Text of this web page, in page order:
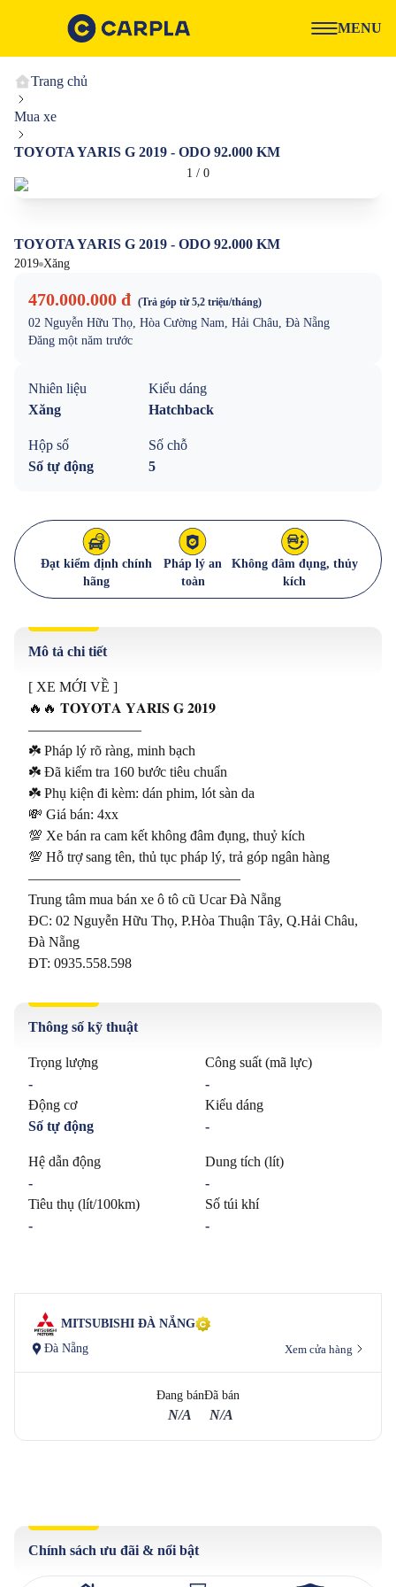
MENU
Trang chủ
Mua xe
TOYOTA YARIS G 2019 - ODO 92.000 KM
1 / 0
TOYOTA YARIS G 2019 - ODO 92.000 KM
2019 Xăng
470.000.000 đ (Trả góp từ5,2 triệu/tháng)
02 Nguyễn Hữu Thọ, Hòa Cường Nam, Hải Châu, Đà Nẵng
Đăng một năm trước
Nhiên liệu
Xăng
Kiểu dáng
Hatchback
Hộp số
Số tự động
Số chỗ
5
Đạt kiểm định chính
hãng
Pháp lý an
toàn
Không đâm đụng, thủy
kích
Mô tả chi tiết
[ XE MỚI VỀ ]
🔥🔥 𝐓𝐎𝐘𝐎𝐓𝐀 𝐘𝐀𝐑𝐈𝐒 𝐆 𝟐𝟎𝟏𝟗
————————
☘️ Pháp lý rõ ràng, minh bạch
☘️ Đã kiểm tra 160 bước tiêu chuẩn
☘️ Phụ kiện đi kèm: dán phim, lót sàn da
💸 Giá bán: 4xx
💯 Xe bán ra cam kết không đâm đụng, thuỷ kích
💯 Hỗ trợ sang tên, thủ tục pháp lý, trả góp ngân hàng
———————————————
Trung tâm mua bán xe ô tô cũ Ucar Đà Nẵng
ĐC: 02 Nguyễn Hữu Thọ, P.Hòa Thuận Tây, Q.Hải Châu,
Đà Nẵng
ĐT: 0935.558.598
Thông số kỹ thuật
Trọng lượng
-
Động cơ
Số tự động
Công suất (mã lực)
-
Kiểu dáng
-
Hệ dẫn động
-
Tiêu thụ (lít/100km)
-
Dung tích (lít)
-
Số túi khí
-
MITSUBISHI ĐÀ NẴNG
Đà Nẵng
Xem cửa hàng
Đang bán
N/A
Đã bán
N/A
Chính sách ưu đãi & nổi bật